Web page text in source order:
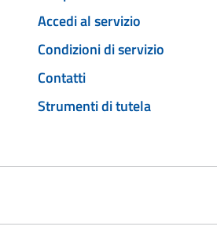
Accedi al servizio
Condizioni di servizio
Contatti
Strumenti di tutela